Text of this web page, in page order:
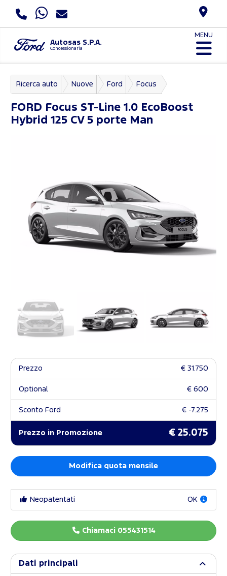
Autosas S.P.A.
Concessionaria
MENU
Ricerca auto Nuove Ford Focus
FORD Focus ST-Line 1.0 EcoBoost
Hybrid 125 CV 5 porte Man
Prezzo € 31.750
Optional € 600
Sconto Ford € -7.275
Prezzo in Promozione € 25.075
Modifica quota mensile
Neopatentati OK
Chiamaci 055431514
Dati principali